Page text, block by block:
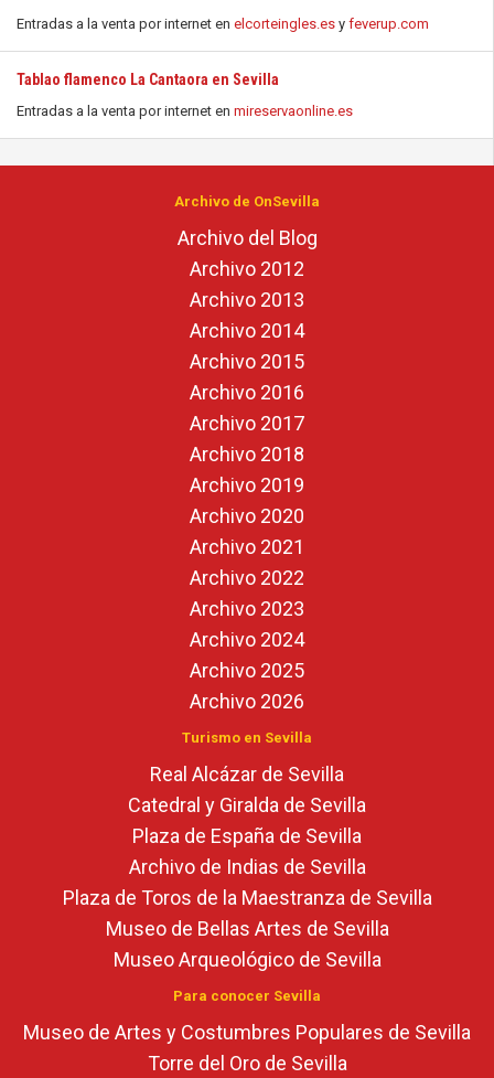
Entradas a la venta por internet en elcorteingles.es y feverup.com
Tablao flamenco La Cantaora en Sevilla
Entradas a la venta por internet en mireservaonline.es
Archivo de OnSevilla
Archivo del Blog
Archivo 2012
Archivo 2013
Archivo 2014
Archivo 2015
Archivo 2016
Archivo 2017
Archivo 2018
Archivo 2019
Archivo 2020
Archivo 2021
Archivo 2022
Archivo 2023
Archivo 2024
Archivo 2025
Archivo 2026
Turismo en Sevilla
Real Alcázar de Sevilla
Catedral y Giralda de Sevilla
Plaza de España de Sevilla
Archivo de Indias de Sevilla
Plaza de Toros de la Maestranza de Sevilla
Museo de Bellas Artes de Sevilla
Museo Arqueológico de Sevilla
Para conocer Sevilla
Museo de Artes y Costumbres Populares de Sevilla
Torre del Oro de Sevilla